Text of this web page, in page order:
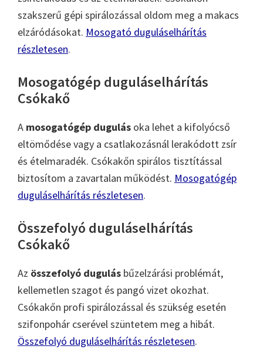
szakszerű gépi spirálozással oldom meg a makacs
elzáródásokat. Mosogató duguláselhárítás
részletesen.
Mosogatógép duguláselhárítás
Csókakő
A mosogatógép dugulás oka lehet a kifolyócső
eltömődése vagy a csatlakozásnál lerakódott zsír
és ételmaradék. Csókakőn spirálos tisztítással
biztosítom a zavartalan működést. Mosogatógép
duguláselhárítás részletesen.
Összefolyó duguláselhárítás
Csókakő
Az összefolyó dugulás bűzelzárási problémát,
kellemetlen szagot és pangó vizet okozhat.
Csókakőn profi spirálozással és szükség esetén
szifonpohár cserével szüntetem meg a hibát.
Összefolyó duguláselhárítás részletesen.